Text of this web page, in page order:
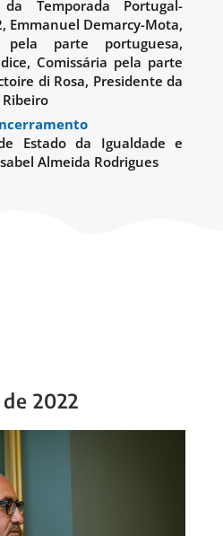
da Temporada Portugal-
Emmanuel Demarcy-Mota,
pela parte portuguesa,
Comissária pela parte
di Rosa, Presidente da
Ribeiro
Estado da Igualdade e
Almeida Rodrigues
2022